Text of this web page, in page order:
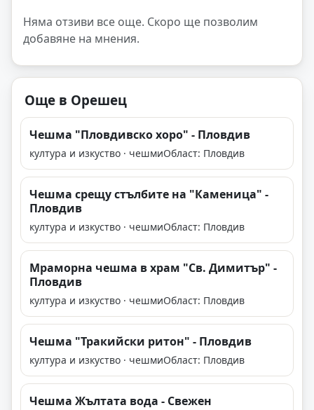
Няма отзиви все още. Скоро ще позволим
добавяне на мнения.
Още в Орешец
Чешма "Пловдивско хоро" - Пловдив
култура и изкуство · чешмиОбласт: Пловдив
Чешма срещу стълбите на "Каменица" -
Пловдив
култура и изкуство · чешмиОбласт: Пловдив
Мраморна чешма в храм "Св. Димитър" -
Пловдив
култура и изкуство · чешмиОбласт: Пловдив
Чешма "Тракийски ритон" - Пловдив
култура и изкуство · чешмиОбласт: Пловдив
Чешма Жълтата вода - Свежен